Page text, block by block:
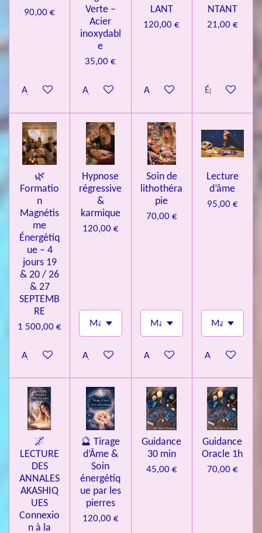
l
e
90,00 €
Ajouter au panier
Verte –
Acier
inoxydabl
e
35,00 €
Ajouter au panier
LANT
120,00 €
Ajouter au panier
NTANT
21,00 €
Épuisé
🌿
Formatio
n
Magnétis
me
Énergétiq
ue – 4
jours 19
& 20 / 26
& 27
SEPTEMB
RE
1 500,00 €
Ajouter au panier
Hypnose
régressive
&
karmique
120,00 €
Ajouter au panier
Soin de
lithothéra
pie
70,00 €
Ajouter au panier
Lecture
d’âme
95,00 €
Ajouter au
🌌
LECTURE
DES
ANNALES
AKASHIQ
UES
Connexio
n à la
🔮 Tirage
d’Âme &
Soin
énergétiq
ue par les
pierres
120,00 €
Guidance
30 min
45,00 €
Guidance
Oracle 1h
70,00 €